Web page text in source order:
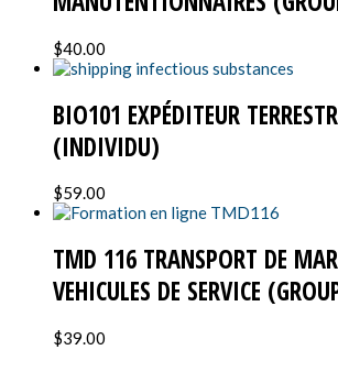
$40.00
BIO101 EXPÉDITEUR
(INDIVIDU)
$59.00
TMD 116 TRANSPORT DE
VEHICULES DE SERVICE
$39.00